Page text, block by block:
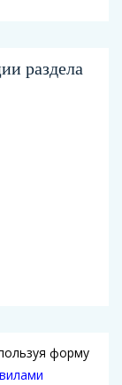
раздела
форму